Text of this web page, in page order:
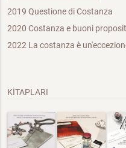
2019 Questione di Costanza
2020 Costanza e buoni
2022 La costanza è
KİTAPLARI